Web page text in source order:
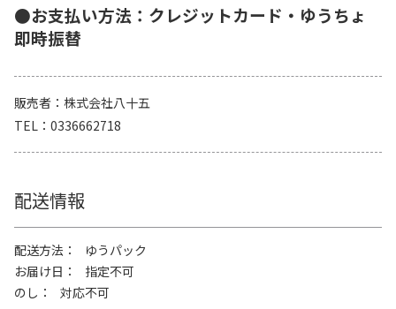
●お支払い方法：クレジットカード・ゆうちょ
即時振替
販売者
株式会社八十五
TEL
0336662718
配送情報
配送方法
ゆうパック
お届け日
指定不可
のし
対応不可